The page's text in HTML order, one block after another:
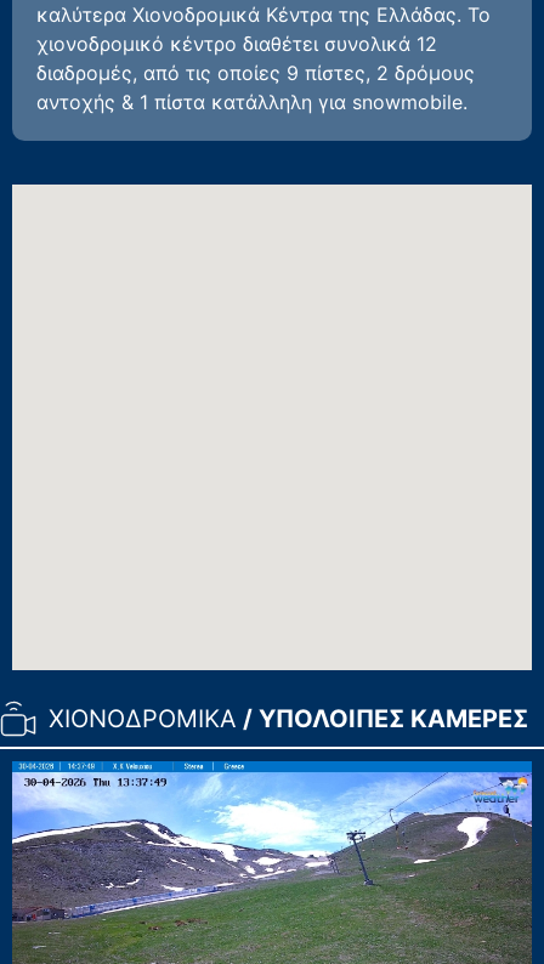
καλύτερα Χιονοδρομικά Κέντρα της Ελλάδας. Το
χιονοδρομικό κέντρο διαθέτει συνολικά 12
διαδρομές, από τις οποίες 9 πίστες, 2 δρόμους
αντοχής & 1 πίστα κατάλληλη για snowmobile.
ΧΙΟΝΟΔΡΟΜΙΚΑ / ΥΠΟΛΟΙΠΕΣ ΚΑΜΕΡΕΣ